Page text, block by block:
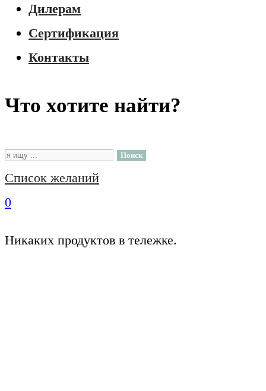
Дилерам
Сертификация
Контакты
Что хотите найти?
Поиск
Список желаний
0
Никаких продуктов в тележке.